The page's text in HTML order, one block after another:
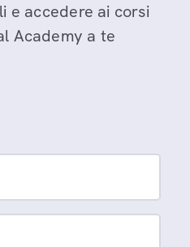
e accedere ai corsi
Academy a te